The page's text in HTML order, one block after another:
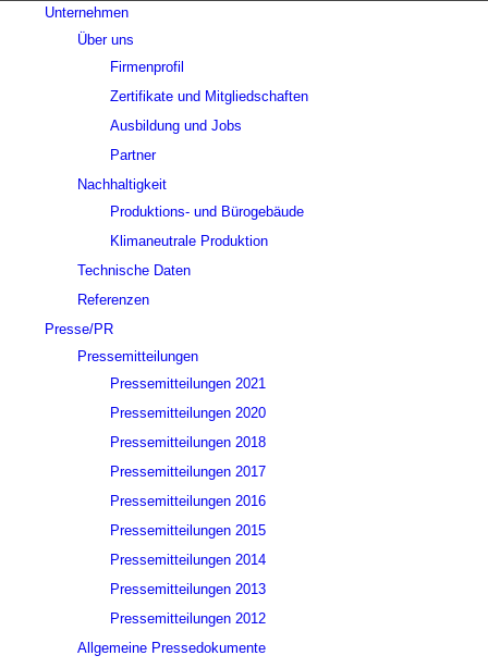
Unternehmen
Über uns
Firmenprofil
Zertifikate und Mitgliedschaften
Ausbildung und Jobs
Partner
Nachhaltigkeit
Produktions- und Bürogebäude
Klimaneutrale Produktion
Technische Daten
Referenzen
Presse/PR
Pressemitteilungen
Pressemitteilungen 2021
Pressemitteilungen 2020
Pressemitteilungen 2018
Pressemitteilungen 2017
Pressemitteilungen 2016
Pressemitteilungen 2015
Pressemitteilungen 2014
Pressemitteilungen 2013
Pressemitteilungen 2012
Allgemeine Pressedokumente